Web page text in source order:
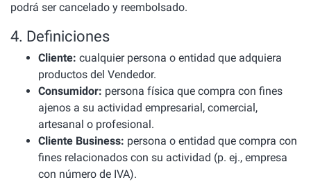
podrá ser cancelado y reembolsado.
4. Definiciones
Cliente: cualquier persona o entidad que adquiera
productos del Vendedor.
Consumidor: persona física que compra con fines
ajenos a su actividad empresarial, comercial,
artesanal o profesional.
Cliente Business: persona o entidad que compra con
fines relacionados con su actividad (p. ej., empresa
con número de IVA).